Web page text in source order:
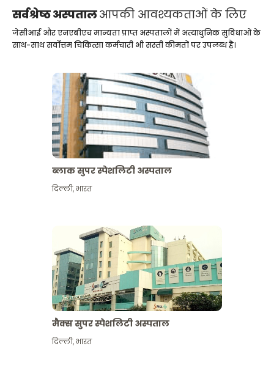
सर्वश्रेष्ठ अस्पतालआपकी आवश्यकताओं के लिए
जेसीआई और एनएबीएच मान्यता प्राप्त अस्पतालों में अत्याधुनिक सुविधाओं के
साथ-साथ सर्वोत्तम चिकित्सा कर्मचारी भी सस्ती कीमतों पर उपलब्ध हैं।
ब्लाक सुपर स्पेशलिटी अस्पताल
दिल्ली,भारत
मैक्स सुपर स्पेशलिटी अस्पताल
दिल्ली,भारत